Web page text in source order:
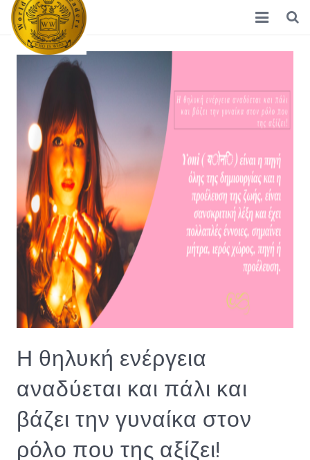
Home
Διεθνείς Γυναίκες Ηγέτες
Ποιοί Είμαστε
Σκοπός
Συνεργάτες
Επικοινωνία
Η θηλυκή ενέργεια
αναδύεται και πάλι και
βάζει την γυναίκα στον
ρόλο που της αξίζει!